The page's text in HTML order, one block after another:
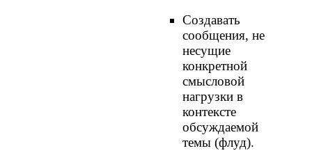
Создавать
сообщения, не
несущие
конкретной
смысловой
нагрузки в
контексте
обсуждаемой
темы (флуд).